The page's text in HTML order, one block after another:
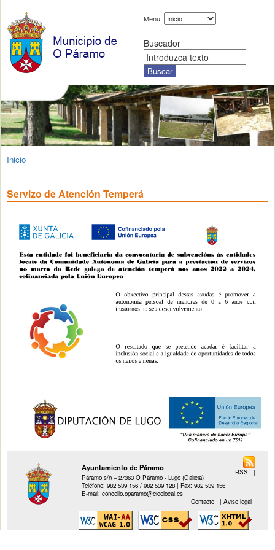
Menu:
Buscador
Inicio
Servizo de Atención Temperá
Ayuntamiento de Páramo
Páramo s/n – 27363 O Páramo - Lugo (Galicia)
Teléfono: 982 539 156 / 982 539 128 | Fax: 982 539 156
E-mail: concello.oparamo@eidolocal.es
RSS |
Contacto |Aviso legal